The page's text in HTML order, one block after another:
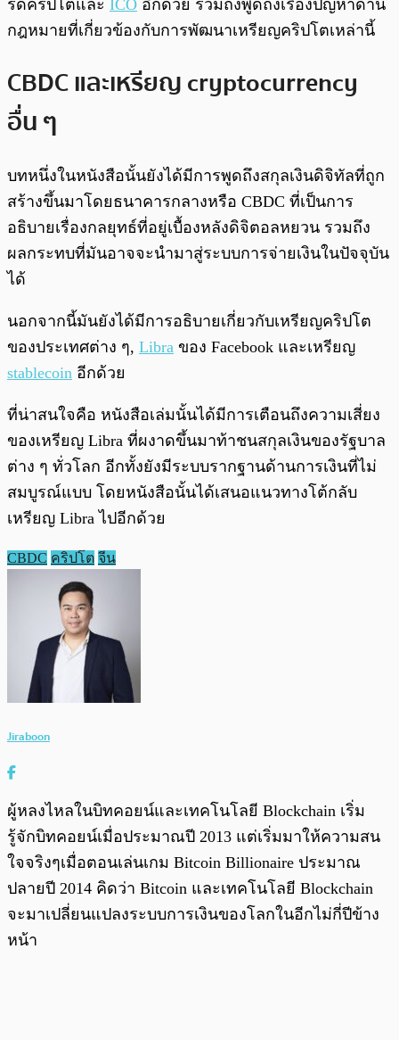
รดคริปโตและ ICO อีกด้วย รวมถึงพูดถึงเรื่องปัญหาด้าน
กฎหมายที่เกี่ยวข้องกับการพัฒนาเหรียญคริปโตเหล่านี้
CBDC และเหรียญ cryptocurrency
อื่น ๆ
บทหนึ่งในหนังสือนั้นยังได้มีการพูดถึงสกุลเงินดิจิทัลที่ถูก
สร้างขึ้นมาโดยธนาคารกลางหรือ CBDC ที่เป็นการ
อธิบายเรื่องกลยุทธ์ที่อยู่เบื้องหลังดิจิตอลหยวน รวมถึง
ผลกระทบที่มันอาจจะนำมาสู่ระบบการจ่ายเงินในปัจจุบัน
ได้
นอกจากนี้มันยังได้มีการอธิบายเกี่ยวกับเหรียญคริปโต
ของประเทศต่าง ๆ, Libra ของ Facebook และเหรียญ
stablecoin อีกด้วย
ที่น่าสนใจคือ หนังสือเล่มนั้นได้มีการเตือนถึงความเสี่ยง
ของเหรียญ Libra ที่ผงาดขึ้นมาท้าชนสกุลเงินของรัฐบาล
ต่าง ๆ ทั่วโลก อีกทั้งยังมีระบบรากฐานด้านการเงินที่ไม่
สมบูรณ์แบบ โดยหนังสือนั้นได้เสนอแนวทางโต้กลับ
เหรียญ Libra ไปอีกด้วย
CBDC คริปโต จีน
Jiraboon
ผู้หลงไหลในบิทคอยน์และเทคโนโลยี Blockchain เริ่ม
รู้จักบิทคอยน์เมื่อประมาณปี 2013 แต่เริ่มมาให้ความสน
ใจจริงๆเมื่อตอนเล่นเกม Bitcoin Billionaire ประมาณ
ปลายปี 2014 คิดว่า Bitcoin และเทคโนโลยี Blockchain
จะมาเปลี่ยนแปลงระบบการเงินของโลกในอีกไม่กี่ปีข้าง
หน้า